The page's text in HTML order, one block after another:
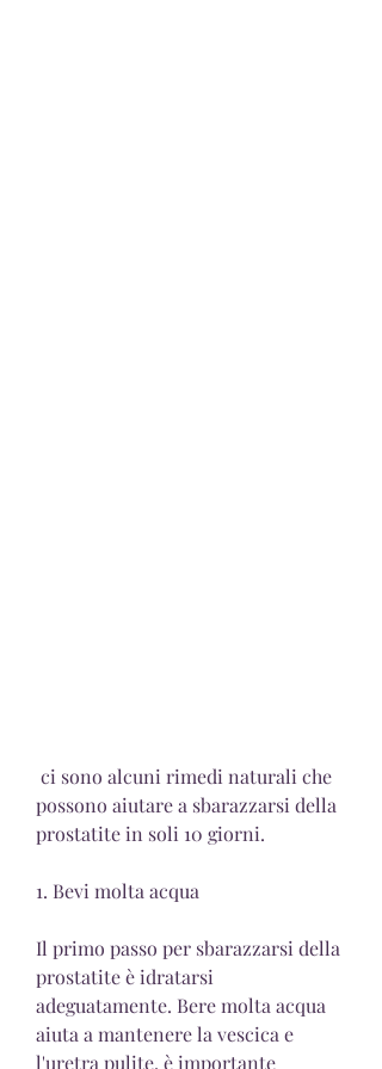
possono aiutare a sbarazzarsi della
prostatite in soli 10 giorni.
1. Bevi molta acqua
Il primo passo per sbarazzarsi della
prostatite è idratarsi
adeguatamente. Bere molta acqua
aiuta a mantenere la vescica e
l'uretra pulite, è importante